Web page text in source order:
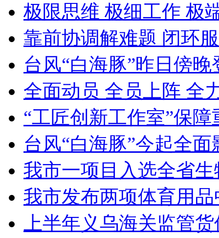
极限思维 极细工作 极
靠前协调解难题 闭环
台风“白海豚”昨日傍
全面动员 全员上阵 全
“工匠创新工作室”保
台风“白海豚”今起全面
我市一项目入选全省
我市发布两项体育用
上半年义乌海关监管